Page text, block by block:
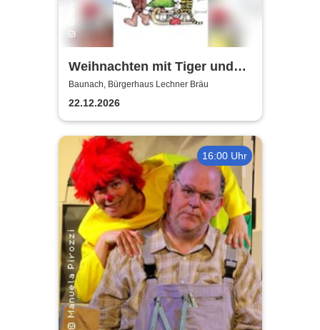
Weihnachten mit Tiger und
Bär - Chapeau Claque
Bamberg
Baunach, Bürgerhaus Lechner Bräu
22.12.2026
16:00 Uhr